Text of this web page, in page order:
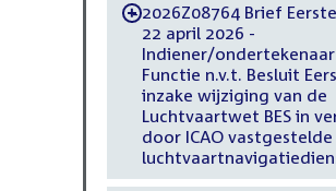
-2026Z08764 Brief
22 april 2026 -
Indiener/ondertekenaar
Functie n.v.t. Besluit
inzake wijziging van de
Luchtvaartwet BES in
door ICAO